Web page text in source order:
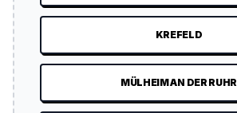
KREFELD
MÜLHEIM AN DER RUHR